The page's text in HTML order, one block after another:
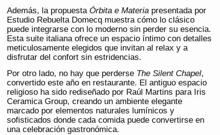
Además, la propuesta Órbita e Materia presentada por
Estudio Rebuelta Domecq muestra cómo lo clásico
puede integrarse con lo moderno sin perder su esencia.
Esta suite italiana ofrece un espacio íntimo con detalles
meticulosamente elegidos que invitan al relax y a
disfrutar del confort sin estridencias.
Por otro lado, no hay que perderse The Silent Chapel,
convertido este año en restaurante. El antiguo espacio
religioso ha sido rediseñado por Raúl Martins para Iris
Ceramica Group, creando un ambiente elegante
marcado por elementos naturales lumínicos y
sofisticados donde cada comida puede convertirse en
una celebración gastronómica.